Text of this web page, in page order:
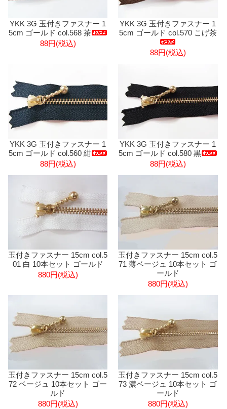
YKK 3G 玉付きファスナー 1
5cm ゴールド col.568 茶
88円(税込)
YKK 3G 玉付きファスナー 1
5cm ゴールド col.570 こげ茶
88円(税込)
YKK 3G 玉付きファスナー 1
5cm ゴールド col.560 紺
88円(税込)
YKK 3G 玉付きファスナー 1
5cm ゴールド col.580 黒
88円(税込)
玉付きファスナー 15cm col.5
01 白 10本セット ゴールド
880円(税込)
玉付きファスナー 15cm col.5
71 薄ベージュ 10本セット ゴ
ールド
880円(税込)
玉付きファスナー 15cm col.5
72 ベージュ 10本セット ゴー
ルド
880円(税込)
玉付きファスナー 15cm col.5
73 濃ベージュ 10本セット ゴ
ールド
880円(税込)